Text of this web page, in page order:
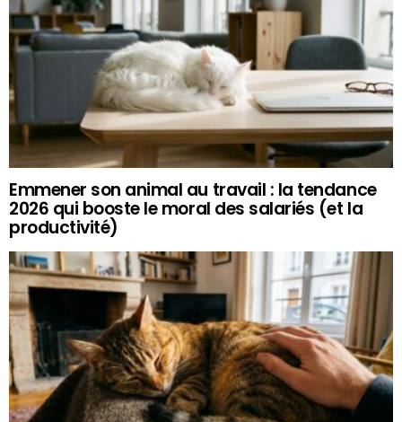
Emmener son animal au travail : la tendance
2026 qui booste le moral des salariés (et la
productivité)